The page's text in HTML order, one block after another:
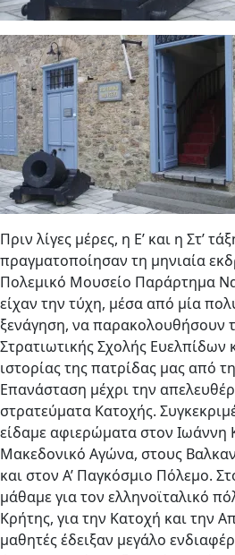
Πριν λίγες μέρες, η Ε’ και η Στ’
πραγματοποίησαν τη μηνιαία
Πολεμικό Μουσείο Παράρτημα
είχαν την τύχη, μέσα από μία
ξενάγηση, να παρακολουθήσουν
Στρατιωτικής Σχολής Ευελπίδων
ιστορίας της πατρίδας μας από
Επανάσταση μέχρι την
στρατεύματα Κατοχής.
είδαμε αφιερώματα στον Ιωάννη
Μακεδονικό Αγώνα, στους
και στον Α’ Παγκόσμιο Πόλεμο.
μάθαμε για τον ελληνοϊταλικό
Κρήτης, για την Κατοχή και την
μαθητές έδειξαν μεγάλο